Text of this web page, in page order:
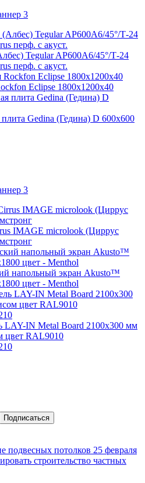
Tegular AP600A6/45°/Т-24
перф. с акуст.
Eclipse 1800x1200x40
Gedina (Гедина) D 600x600
IMAGE microlook (Циррус
напольный экран Akusto™
цвет - Menthol
LAY-IN Metal Board 2100x300 мм
цвет RAL9010
Подписаться
подвесных потолков 25 февраля
строительство частных